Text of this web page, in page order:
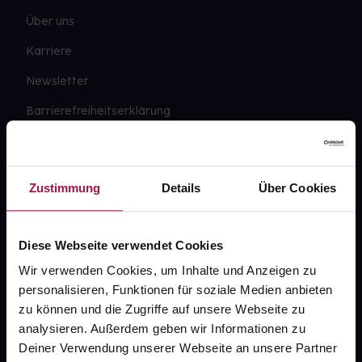
Zustimmung Details Über Cookies
Diese Webseite verwendet Cookies
Wir verwenden Cookies, um Inhalte und Anzeigen zu
personalisieren, Funktionen für soziale Medien anbieten
zu können und die Zugriffe auf unsere Webseite zu
analysieren. Außerdem geben wir Informationen zu
Deiner Verwendung unserer Webseite an unsere Partner
Über uns
Karriere
Newsletter
Barrierefreiheitserklärung
gesund-versorger.de
Impressum
Unsere Vorteile